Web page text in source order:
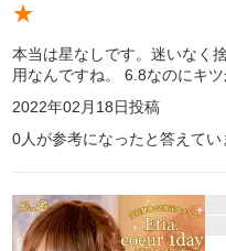
★
本当は星なしです。迷いなく
用なんですね。 6.8なのにキツ
2022年02月18日投稿
0人が参考になったと答えてい